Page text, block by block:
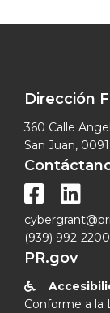
Dirección
360 Calle
San Juan,
 
(939) 992-2200
PR.gov

Conforme a la